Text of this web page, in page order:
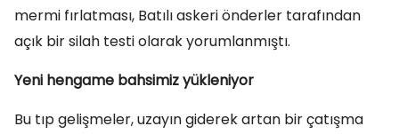
mermi fırlatması, Batılı askeri önderler tarafından
açık bir silah testi olarak yorumlanmıştı.
Yeni hengame bahsimiz yükleniyor
Bu tıp gelişmeler, uzayın giderek artan bir çatışma